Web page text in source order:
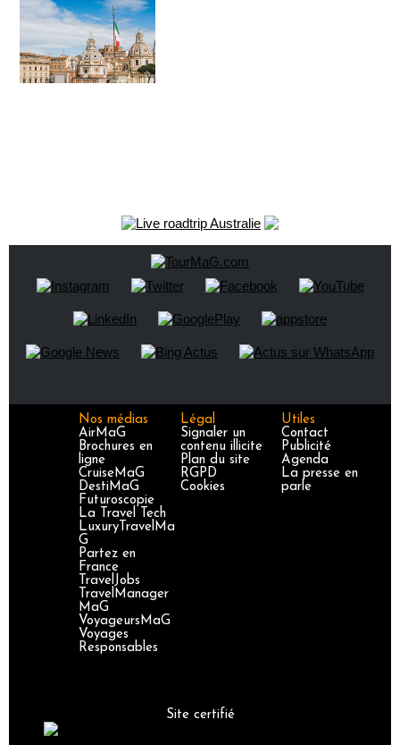
Nos médias
AirMaG
Brochures en
ligne
CruiseMaG
DestiMaG
Futuroscopie
La Travel Tech
LuxuryTravelMa
G
Partez en
France
TravelJobs
TravelManager
MaG
VoyageursMaG
Voyages
Responsables
Légal
Signaler un
contenu illicite
Plan du site
RGPD
Cookies
Utiles
Contact
Publicité
Agenda
La presse en
parle
Site certifié